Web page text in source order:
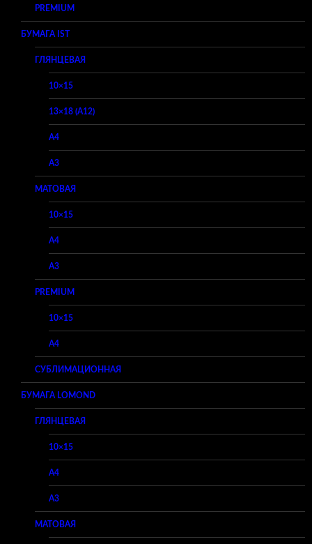
PREMIUM
БУМАГА IST
ГЛЯНЦЕВАЯ
10×15
13×18 (A12)
A4
A3
МАТОВАЯ
10×15
A4
A3
PREMIUM
10×15
A4
СУБЛИМАЦИОННАЯ
БУМАГА LOMOND
ГЛЯНЦЕВАЯ
10×15
A4
A3
МАТОВАЯ